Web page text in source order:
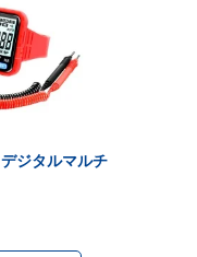
ジタルマルチ